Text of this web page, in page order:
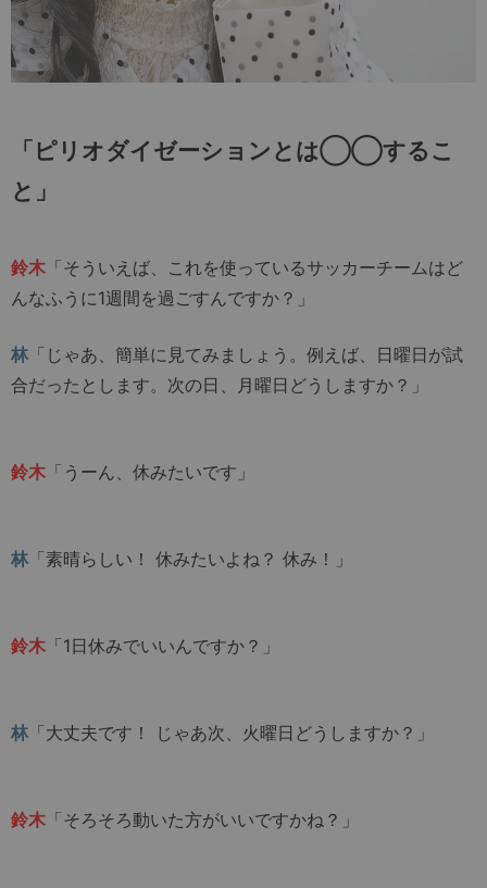
「ピリオダイゼーションとは◯◯するこ
と」
鈴木 「そういえば、これを使っているサッカーチームはど
んなふうに1週間を過ごすんですか？」
林 「じゃあ、簡単に見てみましょう。例えば、日曜日が試
合だったとします。次の日、月曜日どうしますか？」
鈴木 「うーん、休みたいです」
林 「素晴らしい！ 休みたいよね？ 休み！」
鈴木 「1日休みでいいんですか？」
林 「大丈夫です！ じゃあ次、火曜日どうしますか？」
鈴木 「そろそろ動いた方がいいですかね？」